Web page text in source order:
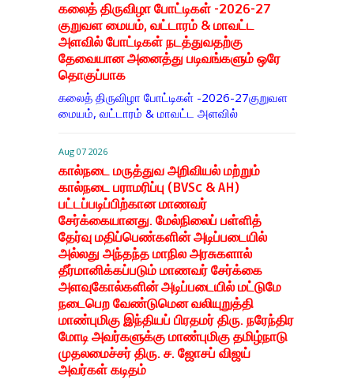
கலைத் திருவிழா போட்டிகள் -2026-27
குறுவள மையம், வட்டாரம் & மாவட்ட
அளவில் போட்டிகள் நடத்துவதற்கு
தேவையான அனைத்து படிவங்களும் ஒரே
தொகுப்பாக
கலைத் திருவிழா போட்டிகள் -2026-27குறுவள
மையம், வட்டாரம் & மாவட்ட அளவில்
Aug 07 2026
கால்நடை மருத்துவ அறிவியல் மற்றும்
கால்நடை பராமரிப்பு (BVSc & AH)
பட்டப்படிப்பிற்கான மாணவர்
சேர்க்கையானது. மேல்நிலைப் பள்ளித்
தேர்வு மதிப்பெண்களின் அடிப்படையில்
அல்லது அந்தந்த மாநில அரசுகளால்
தீர்மானிக்கப்படும் மாணவர் சேர்க்கை
அளவுகோல்களின் அடிப்படையில் மட்டுமே
நடைபெற வேண்டுமென வலியுறுத்தி
மாண்புமிகு இந்தியப் பிரதமர் திரு. நரேந்திர
மோடி அவர்களுக்கு மாண்புமிகு தமிழ்நாடு
முதலமைச்சர் திரு. ச. ஜோசப் விஜய்
அவர்கள் கடிதம்